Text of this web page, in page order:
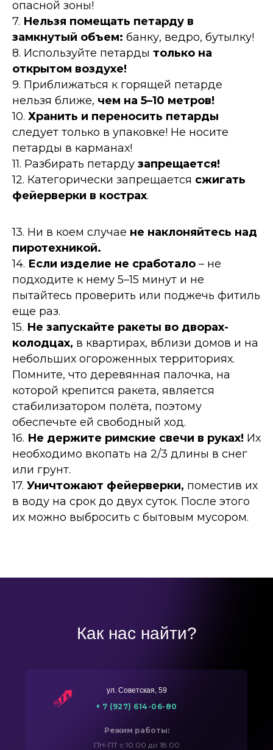
опасной зоны!
7. Нельзя помещать петарду в
замкнутый объем: банку, ведро, бутылку!
8. Используйте петарды только на
открытом воздухе!
9. Приближаться к горящей петарде
нельзя ближе, чем на 5–10 метров!
10. Хранить и переносить петарды
следует только в упаковке! Не носите
петарды в карманах!
11. Разбирать петарду запрещается!
12. Категорически запрещается сжигать
фейерверки в кострах.
13. Ни в коем случае не наклоняйтесь над
пиротехникой.
14. Если изделие не сработало – не
подходите к нему 5–15 минут и не
пытайтесь проверить или поджечь фитиль
еще раз.
15. Не запускайте ракеты во дворах-
колодцах, в квартирах, вблизи домов и на
небольших огороженных территориях.
Помните, что деревянная палочка, на
которой крепится ракета, является
стабилизатором полёта, поэтому
обеспечьте ей свободный ход.
16. Не держите римские свечи в руках! Их
необходимо вкопать на 2/3 длины в снег
или грунт.
17. Уничтожают фейерверки, поместив их
в воду на срок до двух суток. После этого
их можно выбросить с бытовым мусором.
ул. Советская, 59
+ 7 (927) 614-06-80
Режим работы:
ПН-ПТ с 10.00 до 18.00
Как нас найти?